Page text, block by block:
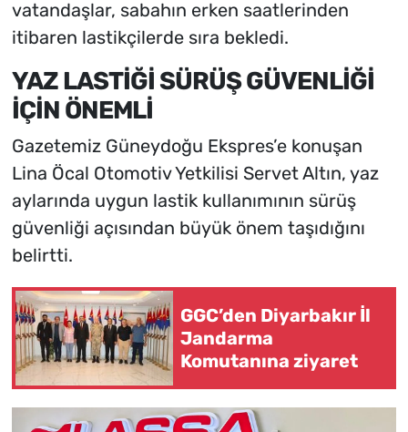
vatandaşlar, sabahın erken saatlerinden
itibaren lastikçilerde sıra bekledi.
YAZ LASTİĞİ SÜRÜŞ GÜVENLİĞİ
İÇİN ÖNEMLİ
Gazetemiz Güneydoğu Ekspres’e konuşan
Lina Öcal Otomotiv Yetkilisi Servet Altın, yaz
aylarında uygun lastik kullanımının sürüş
güvenliği açısından büyük önem taşıdığını
belirtti.
GGC’den Diyarbakır İl
Jandarma
Komutanına ziyaret